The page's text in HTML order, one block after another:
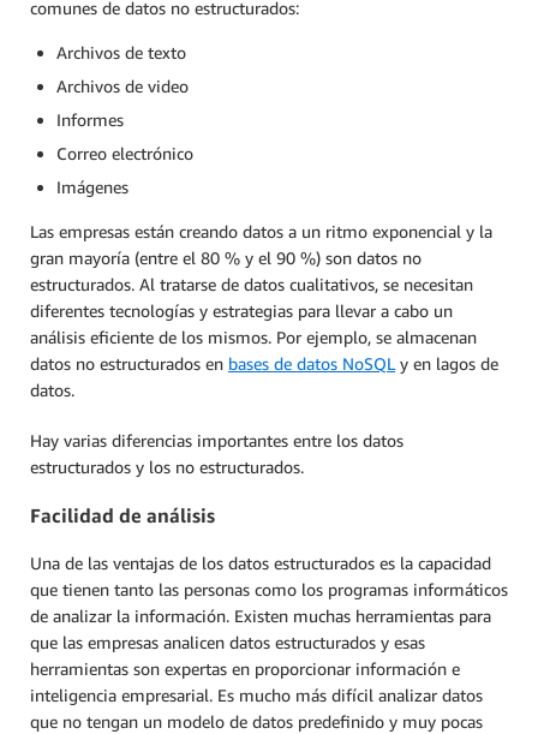
comunes de datos no estructurados:
Archivos de texto
Archivos de video
Informes
Correo electrónico
Imágenes
Las empresas están creando datos a un ritmo exponencial y la
gran mayoría (entre el 80 % y el 90 %) son datos no
estructurados. Al tratarse de datos cualitativos, se necesitan
diferentes tecnologías y estrategias para llevar a cabo un
análisis eficiente de los mismos. Por ejemplo, se almacenan
datos no estructurados en bases de datos NoSQL y en lagos de
datos.
Hay varias diferencias importantes entre los datos
estructurados y los no estructurados.
Facilidad de análisis
Una de las ventajas de los datos estructurados es la capacidad
que tienen tanto las personas como los programas informáticos
de analizar la información. Existen muchas herramientas para
que las empresas analicen datos estructurados y esas
herramientas son expertas en proporcionar información e
inteligencia empresarial. Es mucho más difícil analizar datos
que no tengan un modelo de datos predefinido y muy pocas